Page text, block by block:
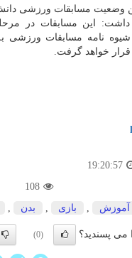
وضعیت مسابقات ورزشی
داشت: این مسابقات در
نامه مسابقات ورزشی
خواهد گرفت.
19:20:57
108
آموزش , بازی , بدن ,
می پسندید؟ (0)